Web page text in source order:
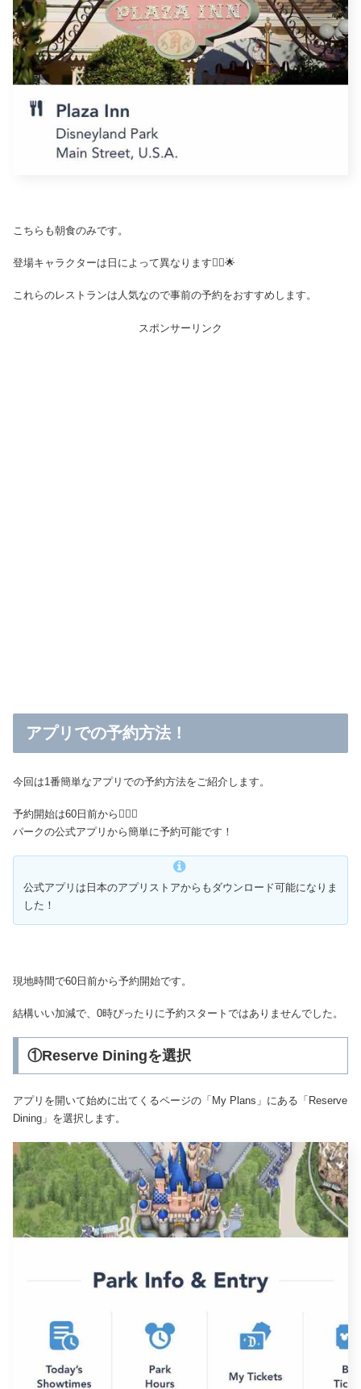
こちらも朝食のみです。
登場キャラクターは日によって異なります🙆‍♀️🌟
これらのレストランは人気なので事前の予約をおすすめします。
スポンサーリンク
アプリでの予約方法！
今回は1番簡単なアプリでの予約方法をご紹介します。
予約開始は60日前から🏃‍♀️✨
パークの公式アプリから簡単に予約可能です！
公式アプリは日本のアプリストアからもダウンロード可能になりま
した！
現地時間で60日前から予約開始です。
結構いい加減で、0時ぴったりに予約スタートではありませんでした。
①Reserve Diningを選択
アプリを開いて始めに出てくるページの「My Plans」にある「Reserve
Dining」を選択します。